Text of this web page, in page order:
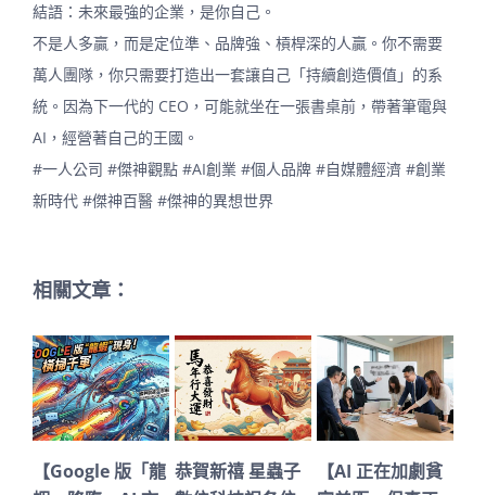
結語：未來最強的企業，是你自己。
不是人多贏，而是定位準、品牌強、槓桿深的人贏。你不需要
萬人團隊，你只需要打造出一套讓自己「持續創造價值」的系
統。因為下一代的 CEO，可能就坐在一張書桌前，帶著筆電與
AI，經營著自己的王國。
#一人公司 #傑神觀點 #AI創業 #個人品牌 #自媒體經濟 #創業
新時代 #傑神百醫 #傑神的異想世界
相關文章：
【Google 版「龍 恭賀新禧 星蟲子
【AI 正在加劇貧